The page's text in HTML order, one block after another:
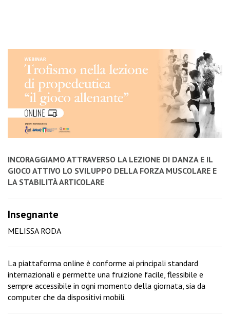
INCORAGGIAMO ATTRAVERSO LA LEZIONE DI DANZA E IL
GIOCO ATTIVO LO SVILUPPO DELLA FORZA MUSCOLARE E
LA STABILITÀ ARTICOLARE
Insegnante
MELISSA RODA
La piattaforma online è conforme ai principali standard
internazionali e permette una fruizione facile, flessibile e
sempre accessibile in ogni momento della giornata, sia da
computer che da dispositivi mobili.